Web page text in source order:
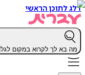
דלג לתוכן הראשי
מה בא לך לקרוא במקום